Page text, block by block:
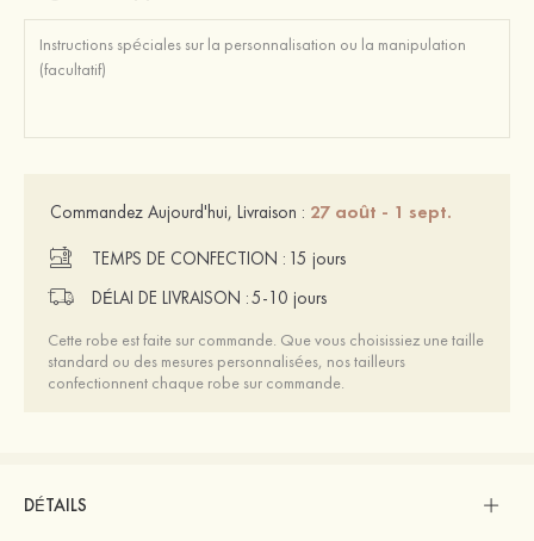
Commandez Aujourd'hui, Livraison : 27 août - 1 sept.
TEMPS DE CONFECTION : 15 jours
DÉLAI DE LIVRAISON :5-10 jours
Cette robe est faite sur commande. Que vous choisissiez une taille
standard ou des mesures personnalisées, nos tailleurs
confectionnent chaque robe sur commande.
DÉTAILS